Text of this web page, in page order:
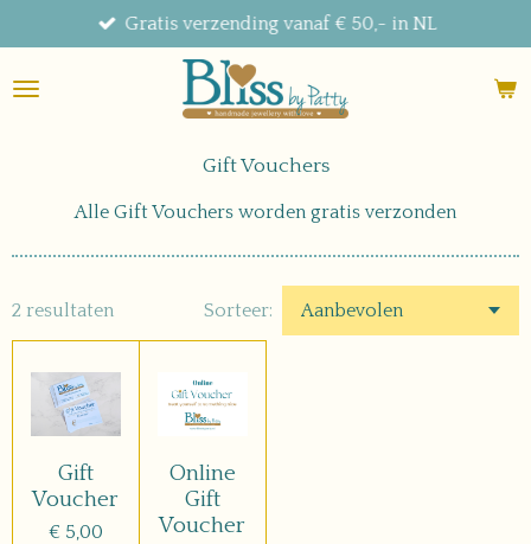
direct
naar
Gratis verzending vanaf € 50,- in NL
Gift Vouchers
Alle Gift Vouchers worden gratis verzonden
2 resultaten Sorteer:
Gift
Voucher
€ 5,00
Online
Gift
Voucher